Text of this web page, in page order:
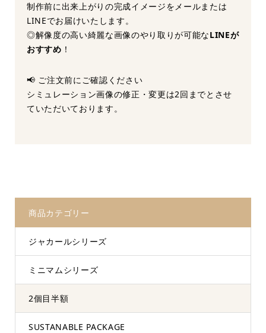
制作前に出来上がりの完成イメージをメールまたは
LINEでお届けいたします。
◎解像度の高い綺麗な画像のやり取りが可能なLINEが
おすすめ ！
📢 ご注文前にご確認ください
シミュレーション画像の修正・変更は2回までとさせ
ていただいております。
商品カテゴリー
ジャカールシリーズ
ミニマムシリーズ
2個目半額
SUSTANABLE PACKAGE